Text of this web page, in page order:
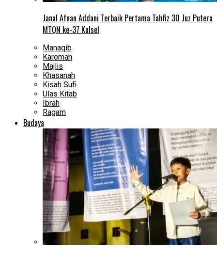
Janal Afnan Addani Terbaik Pertama Tahfiz 30 Juz Putera
MTQN ke-37 Kalsel
Manaqib
Karomah
Majlis
Khasanah
Kisah Sufi
Ulas Kitab
Ibrah
Ragam
Budaya